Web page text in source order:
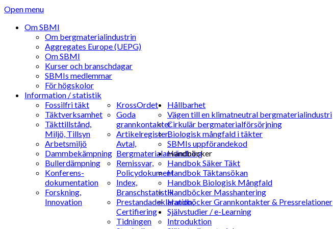
Open menu
Om SBMI
Om bergmaterialindustrin
Aggregates Europe (UEPG)
Om SBMI
Kurser och branschdagar
SBMIs medlemmar
För högskolor
Information / statistik
Fossilfri täkt
Täktverksamhet
Täkttillstånd,
Miljö, Tillsyn
Arbetsmiljö
Dammbekämpning
Bullerdämpning
Konferens-
dokumentation
Forskning,
Innovation
KrossOrdet
Goda
grannkontakter
Artikelregister,
Avtal,
Bergmaterialanvändning
Remissvar,
Policydokument
Index,
Branschstatistik
Prestandadeklaration,
Certifiering
Tidningen
Hållbarhet
Vägen till en klimatneutral bergmaterialindustri
Cirkulär bergmaterialförsörjning
Biologisk mångfald i täkter
SBMIs uppförandekod
Handböcker
Handbok Säker Täkt
Handbok Täktansökan
Handbok Biologisk Mångfald
Handböcker Masshantering
Handböcker Grannkontakter & Pressrelationer
Självstudier / e-Learning
Introduktion